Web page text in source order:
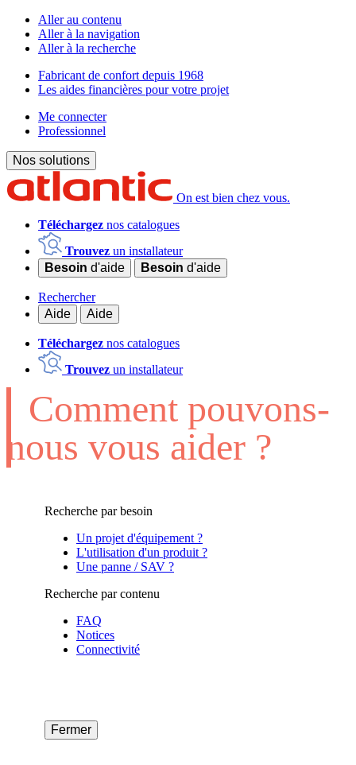
Aller au contenu
Aller à la navigation
Aller à la recherche
Fabricant de confort depuis 1968
Les aides financières pour votre projet
Me connecter
Professionnel
Nos solutions
On est bien chez vous.
Téléchargez nos catalogues
Trouvez un installateur
Besoin d'aide Besoin d'aide
Rechercher
Aide
Aide
Téléchargez nos catalogues
Trouvez un installateur
Comment pouvons-
nous vous aider ?
Recherche par besoin
Un projet d'équipement ?
L'utilisation d'un produit ?
Une panne / SAV ?
Recherche par contenu
FAQ
Notices
Connectivité
Fermer